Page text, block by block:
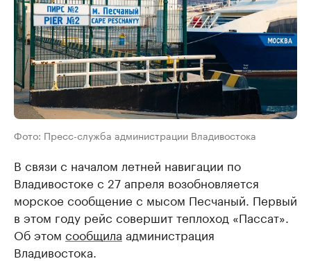
Фото: Пресс-служба администрации Владивостока
В связи с началом летней навигации по
Владивостоке с 27 апреля возобновляется
морское сообщение с мысом Песчаный. Первый
в этом году рейс совершит теплоход «Пассат».
Об этом сообщила администрация
Владивостока.